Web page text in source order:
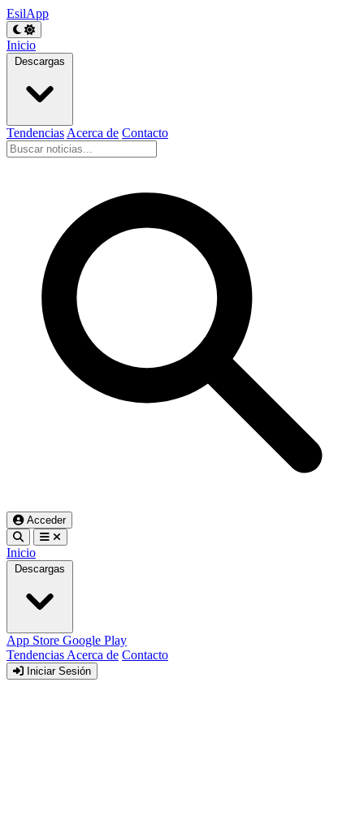
EsilApp
Inicio
Descargas
Tendencias Acerca de Contacto
Acceder
Inicio
Descargas
App Store Google Play
Tendencias Acerca de Contacto
Iniciar Sesión